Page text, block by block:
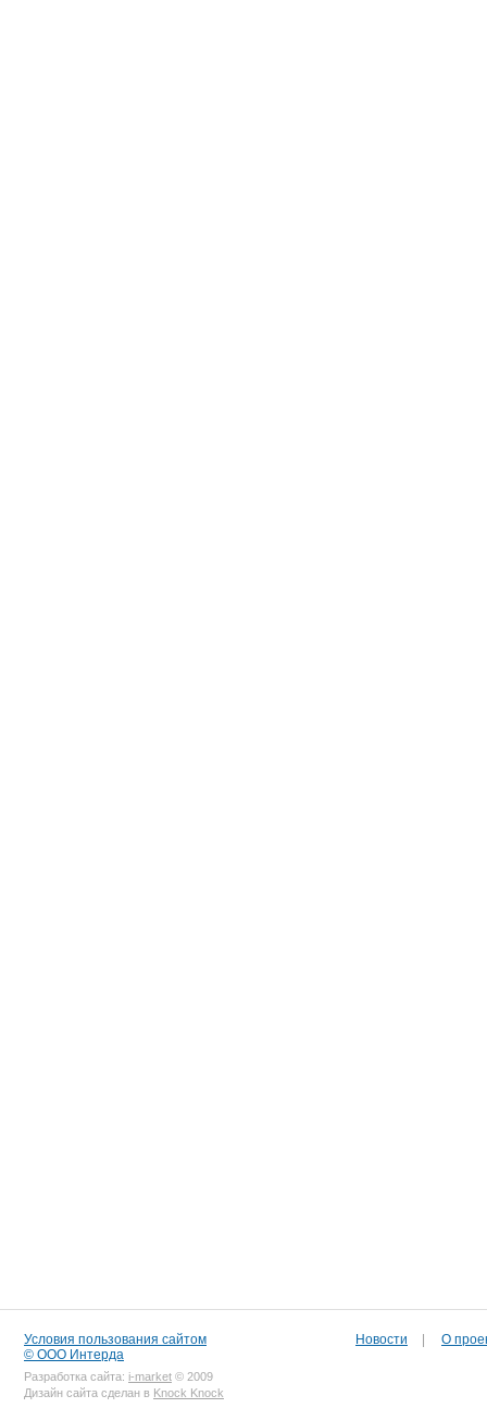
Условия пользования сайтом
© ООО Интерда
Разработка сайта: i-market © 2009
Дизайн сайта сделан в Knock Knock
Новости О